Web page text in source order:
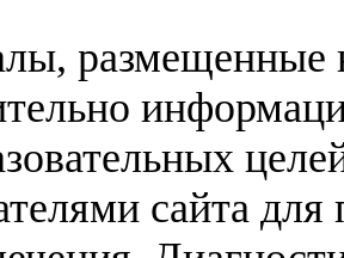
размещенные
сайта